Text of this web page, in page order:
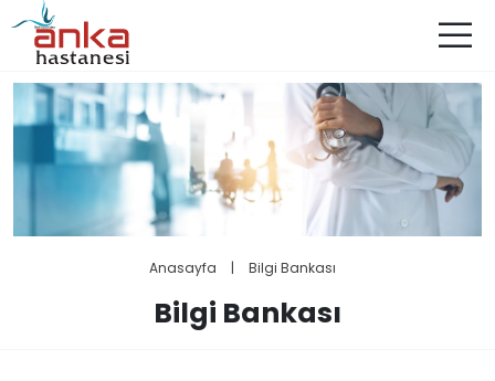
Anasayfa | Bilgi Bankası
Bilgi Bankası